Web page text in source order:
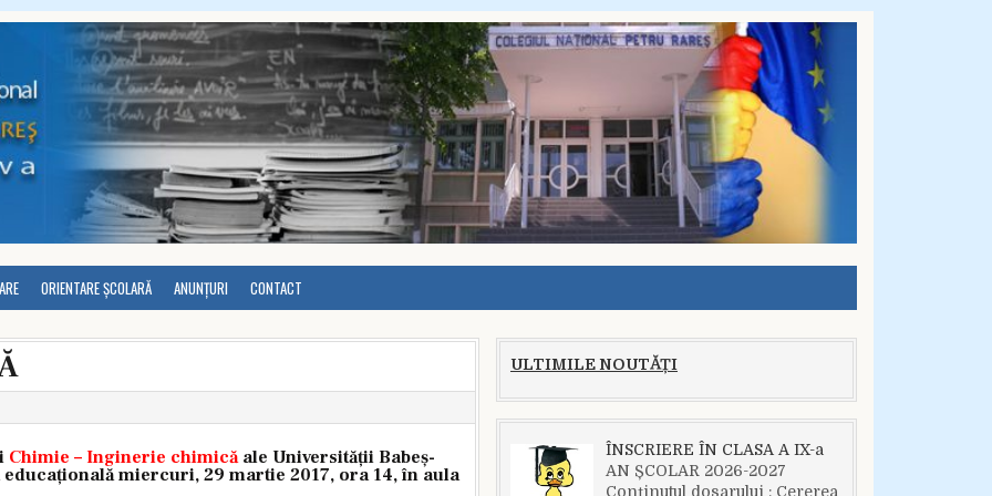
ORIENTARE ȘCOLARĂ ANUNȚURI CONTACT
Chimie – Inginerie chimicăale Universității Babeș-
miercuri, 29 martie 2017, ora 14, în aula
ULTIMILE NOUTĂȚI
ÎNSCRIERE ÎN CLASA A IX-a
AN ȘCOLAR 2026-2027
Conținutul dosarului : Cererea